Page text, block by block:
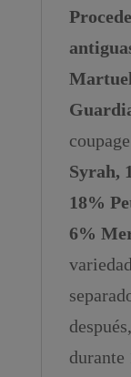
Syrah,
18%
6%
durante